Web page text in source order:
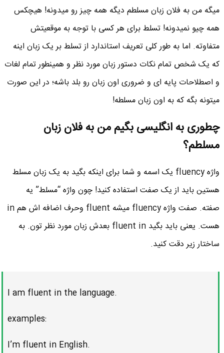
میگه من به فلان زبان مسلطم دیگه همه چیز رو میدونه! هیچکس
همه چیو نمیدونه! تسلط برای هر کسی با توجه به موقعیتش
متفاوته. اما به طور کلی تعریف استاندارد از تسلط بر یک زبان اینه
که یک شخص تمام نکات دستور زبان مورد نظر و همینطور تمام لغات
و اصطلاحات پایه ای و ضروری اون زبان رو بلد باشه؛ در این صورت
میتونه بگه که به اون زبان مسلطه!
چطوری به انگلیسی بگیم من به فلان زبان
مسلطم؟
واژه fluency یک اسمه و شما برای اینکه بگید به یک زبان مسلط
هستین باید از یک صفت استفاده کنید! چون واژه “مسلط” یه
صفته. صفت واژه fluency میشه fluent وحرف اضافه اش هم in
هست. یعنی باید بگید fluent in بعدش زبان مورد نظر تون. به
ساختار زیر دقت کنید.
I am fluent in the language.
examples:
I’m fluent in English.